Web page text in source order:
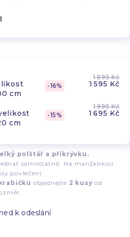
cm
16
1 895 Kč
1 595 Kč
cm
15
1 995 Kč
1 695 Kč
polštář a přikrývku.
samostatně. Na manželskou
povlečení.
objednejte 2 kusy od
k odeslání